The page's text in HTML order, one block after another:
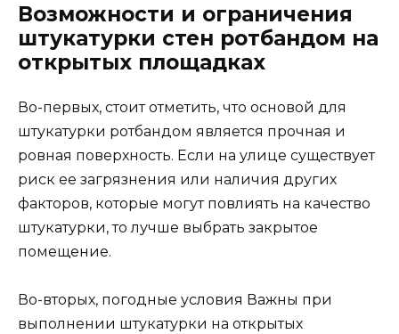
Возможности и ограничения
штукатурки стен ротбандом на
открытых площадках
Во-первых, стоит отметить, что основой для
штукатурки ротбандом является прочная и
ровная поверхность. Если на улице существует
риск ее загрязнения или наличия других
факторов, которые могут повлиять на качество
штукатурки, то лучше выбрать закрытое
помещение.
Во-вторых, погодные условия Важны при
выполнении штукатурки на открытых